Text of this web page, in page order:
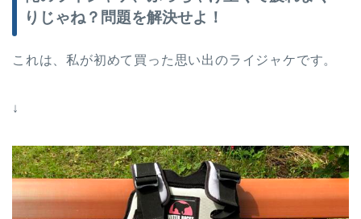
りじゃね？問題を解決せよ！
これは、私が初めて買った思い出のライジャケです。
↓